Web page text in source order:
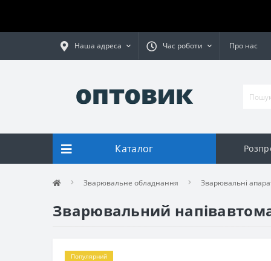
Наша адреса Час роботи Про нас
Каталог
Зварювальне обладнання Зварювальні
Зварювальний
Популярний